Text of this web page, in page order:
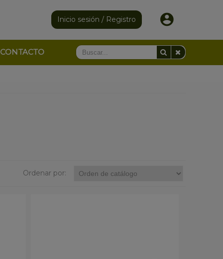
Inicio sesión / Registro
CONTACTO
Ordenar por: